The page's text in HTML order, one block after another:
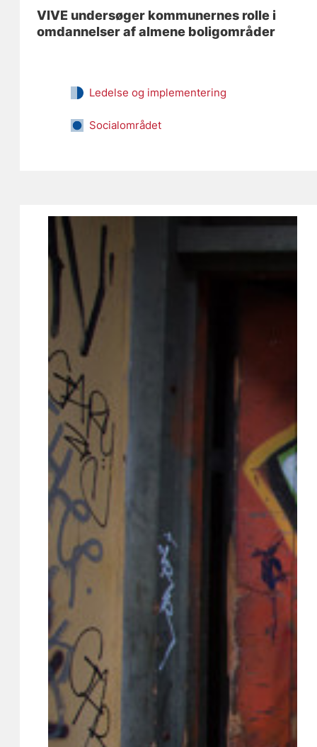
VIVE undersøger kommunernes rolle i
omdannelser af almene boligområder
Ledelse og implementering
Socialområdet